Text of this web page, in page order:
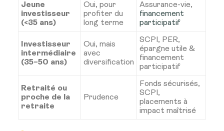
Jeune
investisseur
(<35 ans)
Oui, pour
profiter du
long terme
Assurance-vie,
financement
participatif
Investisseur
intermédiaire
(35–50 ans)
Oui, mais
avec
diversification
SCPI, PER,
épargne utile &
financement
participatif
Retraité ou
proche de la
retraite
Prudence
Fonds sécurisés,
SCPI,
placements à
impact maîtrisé